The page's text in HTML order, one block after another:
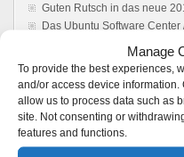
Manage
To provide the best experiences,
and/or access device
allow us to process data such as
site. Not consenting or
features and functions.
Guten Rutsch in das neue
Das Ubuntu Software Center
Howto: Windows rebooten
Desktop Verbindung
Sonos Windows Controller
Anleitung. Es läuft !